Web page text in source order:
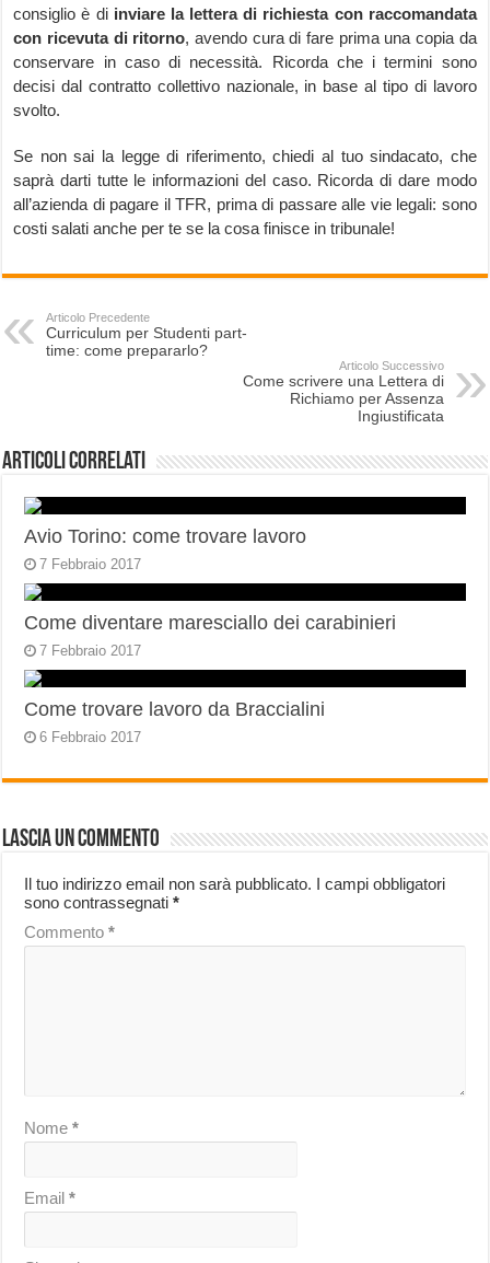
consiglio è di inviare la lettera di richiesta con raccomandata
con ricevuta di ritorno, avendo cura di fare prima una copia da
conservare in caso di necessità. Ricorda che i termini sono
decisi dal contratto collettivo nazionale, in base al tipo di lavoro
svolto.
Se non sai la legge di riferimento, chiedi al tuo sindacato, che
saprà darti tutte le informazioni del caso. Ricorda di dare modo
all’azienda di pagare il TFR, prima di passare alle vie legali: sono
costi salati anche per te se la cosa finisce in tribunale!
Articolo Precedente
Curriculum per Studenti part-
time: come prepararlo?
Articolo Successivo
Come scrivere una Lettera di
Richiamo per Assenza
Ingiustificata
Articoli correlati
Avio Torino: come trovare lavoro
7 Febbraio 2017
Come diventare maresciallo dei carabinieri
7 Febbraio 2017
Come trovare lavoro da Braccialini
6 Febbraio 2017
Lascia un commento
Il tuo indirizzo email non sarà pubblicato. I campi obbligatori
sono contrassegnati*
Commento*
Nome*
Email*